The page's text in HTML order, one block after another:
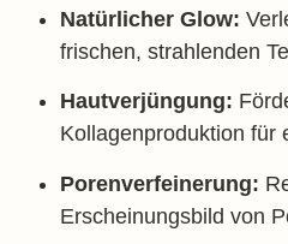
Natürlicher Glow:
frischen, strahlenden
Hautverjüngung:
Kollagenproduktion für
Porenverfeinerung:
Erscheinungsbild von